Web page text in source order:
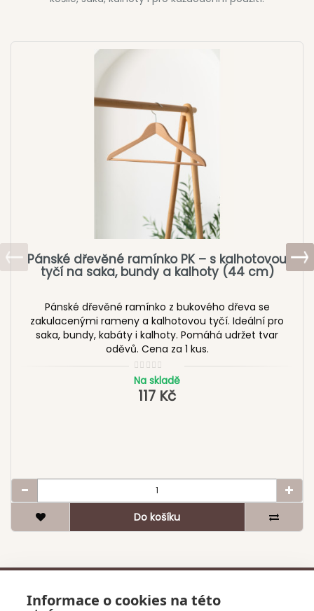
Informace o cookies na této
Pánské dřevěné ramínko PK – s kalhotovou
tyčí na saka, bundy a kalhoty (44 cm)
Pánské dřevěné ramínko z bukového dřeva se
zakulacenými rameny a kalhotovou tyčí. Ideální pro
saka, bundy, kabáty i kalhoty. Pomáhá udržet tvar
oděvů. Cena za 1 kus.
Na skladě
117 Kč
Do košíku